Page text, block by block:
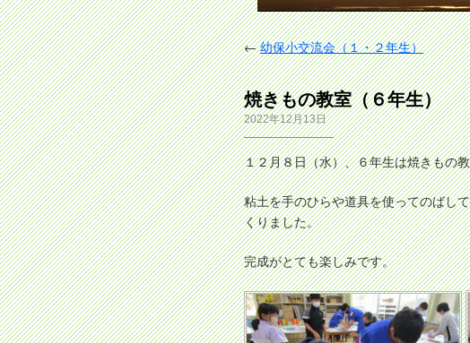
←幼保小交流会（１・２年生）
焼きもの教室（６年生）
2022年12月13日
１２月８日（水）、６年生は焼きもの
粘土を手のひらや道具を使ってのばし
くりました。
完成がとても楽しみです。